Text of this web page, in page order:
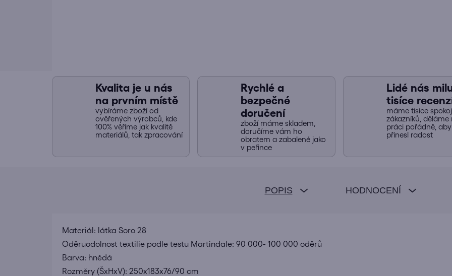
Kvalita je u nás
na prvním místě
vybíráme zboží od
ověřených výrobců, kde
100% věříme jak kvalitě
materiálů, tak zpracování
Rychlé a
bezpečné
doručení
zboží máme skladem,
doručíme vám ho
obratem a zabalené jako
v peřince
Lidé nás
tisíce
máme tisíce
zákazníků, děláme
práci pořádně,
přinesl radost
POPIS HODNOCENÍ
Materiál: látka Soro 28
Oděruodolnost textilie podle testu Martindale: 90 000- 100 000 oděrů
Barva: hnědá
Rozměry (ŠxHxV): 250x183x76/90 cm